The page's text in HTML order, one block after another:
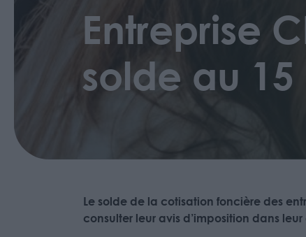
Entreprise
solde au
Le solde de la cotisation foncière des
consulter leur avis d’imposition dans